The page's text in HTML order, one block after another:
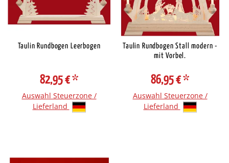
Taulin Rundbogen Leerbogen
82,95 €*
Auswahl Steuerzone /
Lieferland
Taulin Rundbogen Stall modern -
mit Vorbel.
86,95 €*
Auswahl Steuerzone /
Lieferland